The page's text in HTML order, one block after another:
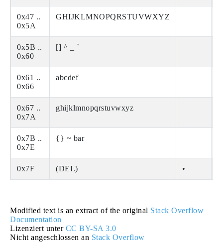
0x47 ..
0x5A
GHIJKLMNOPQRSTUVWXYZ
0x5B ..
0x60
[] ^ _ `
0x61 ..
0x66
abcdef
0x67 ..
0x7A
ghijklmnopqrstuvwxyz
0x7B ..
0x7E
{} ~ bar
0x7F (DEL) •
Modified text is an extract of the original Stack Overflow
Documentation
Lizenziert unter CC BY-SA 3.0
Nicht angeschlossen an Stack Overflow